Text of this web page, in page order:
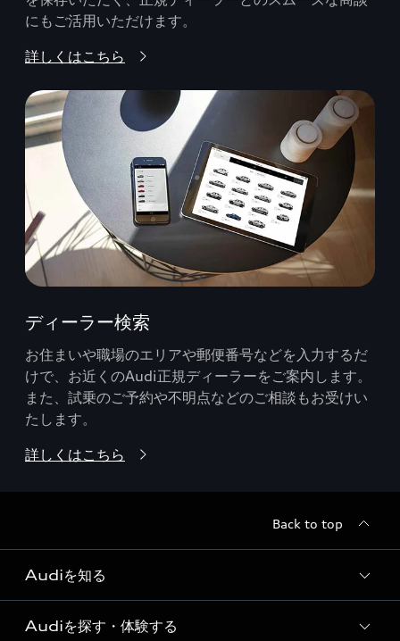
にもご活用いただけます。
詳しくはこちら
ディーラー検索
お住まいや職場のエリアや郵便番号などを入力するだ
けで、お近くのAudi正規ディーラーをご案内します。
また、試乗のご予約や不明点などのご相談もお受けい
たします。
詳しくはこちら
Back to top
Audiを知る
Audi ブランド
Audiを探す・体験する